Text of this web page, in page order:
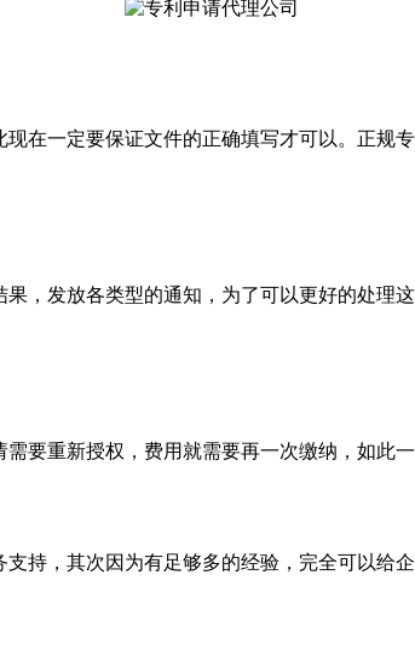
一定要保证文件的正确填写才可以。正规
发放各类型的通知，为了可以更好的处理
重新授权，费用就需要再一次缴纳，如此
，其次因为有足够多的经验，完全可以给